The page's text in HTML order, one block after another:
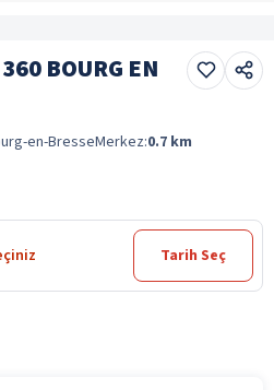
BOURG EN
en-BresseMerkez:0.7 km
Tarih Seç